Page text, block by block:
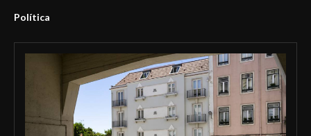
Política